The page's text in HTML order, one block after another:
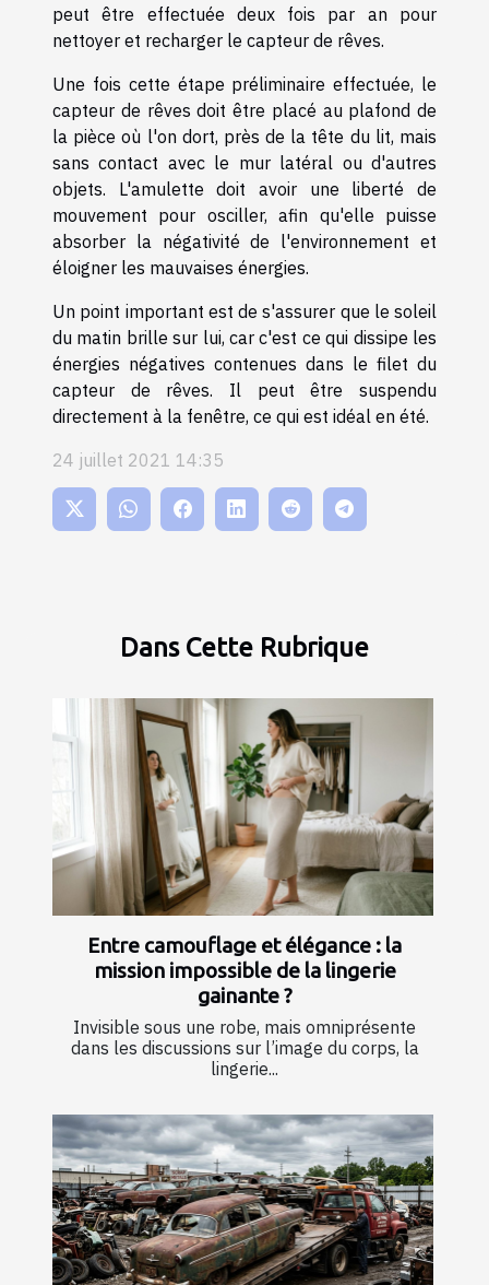
peut être effectuée deux fois par an pour
nettoyer et recharger le capteur de rêves.
Une fois cette étape préliminaire effectuée, le
capteur de rêves doit être placé au plafond de
la pièce où l'on dort, près de la tête du lit, mais
sans contact avec le mur latéral ou d'autres
objets. L'amulette doit avoir une liberté de
mouvement pour osciller, afin qu'elle puisse
absorber la négativité de l'environnement et
éloigner les mauvaises énergies.
Un point important est de s'assurer que le soleil
du matin brille sur lui, car c'est ce qui dissipe les
énergies négatives contenues dans le filet du
capteur de rêves. Il peut être suspendu
directement à la fenêtre, ce qui est idéal en été.
24 juillet 2021 14:35
Dans Cette Rubrique
Entre camouflage et élégance : la
mission impossible de la lingerie
gainante ?
Invisible sous une robe, mais omniprésente
dans les discussions sur l’image du corps, la
lingerie...